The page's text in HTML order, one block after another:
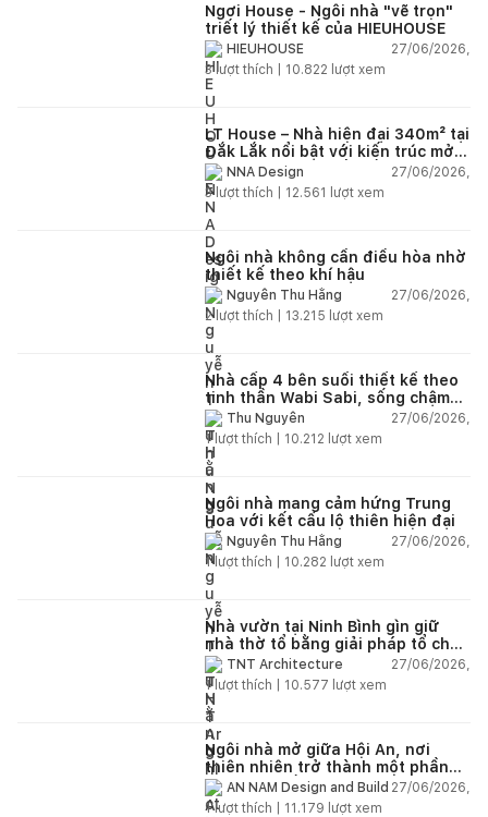
Ngơi House - Ngôi nhà "vẽ trọn"
triết lý thiết kế của HIEUHOUSE
HIEUHOUSE
27/06/2026,
3lượt thích | 10.822 lượt xem
LT House – Nhà hiện đại 340m² tại
Đắk Lắk nổi bật với kiến trúc mở
và hệ sân vườn kết nối thiên
nhiên
NNA Design
27/06/2026,
3lượt thích | 12.561 lượt xem
Ngôi nhà không cần điều hòa nhờ
thiết kế theo khí hậu
Nguyễn Thu Hằng
27/06/2026,
2lượt thích | 13.215 lượt xem
Nhà cấp 4 bên suối thiết kế theo
tinh thần Wabi Sabi, sống chậm
giữa thiên nhiên
Thu Nguyễn
27/06/2026,
1lượt thích | 10.212 lượt xem
Ngôi nhà mang cảm hứng Trung
Hoa với kết cấu lộ thiên hiện đại
Nguyễn Thu Hằng
27/06/2026,
1lượt thích | 10.282 lượt xem
Nhà vườn tại Ninh Bình gìn giữ
nhà thờ tổ bằng giải pháp tổ chức
lại không gian
TNT Architecture
27/06/2026,
1lượt thích | 10.577 lượt xem
Ngôi nhà mở giữa Hội An, nơi
thiên nhiên trở thành một phần
của cuộc sống
AN NAM Design and Build 27/06/2026,
1lượt thích | 11.179 lượt xem